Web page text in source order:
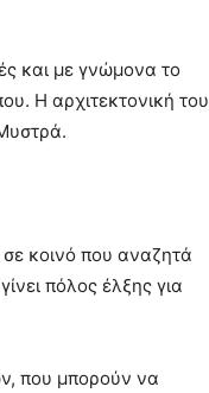
και με γνώμονα το
Η αρχιτεκτονική του
κοινό που αναζητά
πόλος έλξης για
που μπορούν να